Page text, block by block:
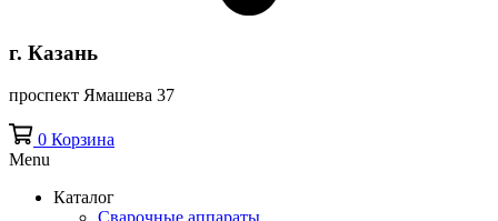
г. Казань
проспект Ямашева 37
0 Корзина
Menu
Каталог